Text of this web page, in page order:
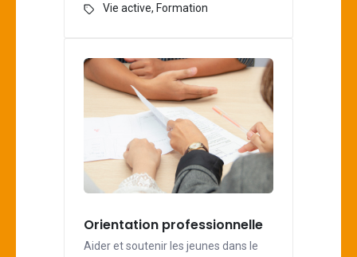
Vie active, Formation
Orientation professionnelle
Aider et soutenir les jeunes dans le